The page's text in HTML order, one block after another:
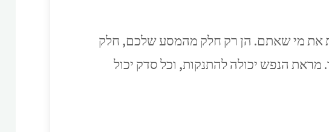
את מי שאתם. הן רק חלק מהמסע שלכם, חלק
הנפש יכולה להתנקות, וכל סדק יכול